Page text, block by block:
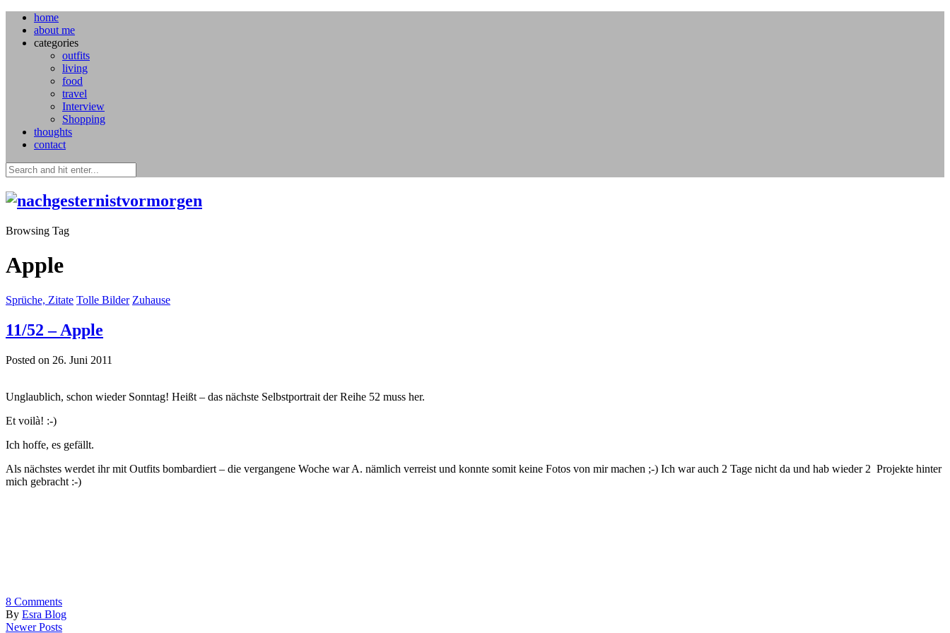
home
about me
categories
outfits
living
food
travel
Interview
Shopping
thoughts
contact
Browsing Tag
Apple
Sprüche, Zitate Tolle Bilder Zuhause
11/52 – Apple
Posted on 26. Juni 2011
Unglaublich, schon wieder Sonntag! Heißt – das nächste Selbstportrait der Reihe 52 muss her.
Et voilà! :-)
Ich hoffe, es gefällt.
Als nächstes werdet ihr mit Outfits bombardiert – die vergangene Woche war A. nämlich verreist und konnte somit keine Fotos von mir machen ;-) Ich war auch 2 Tage nicht da und hab wieder 2 Projekte hinter
mich gebracht :-)
8 Comments
By Esra Blog
Newer Posts